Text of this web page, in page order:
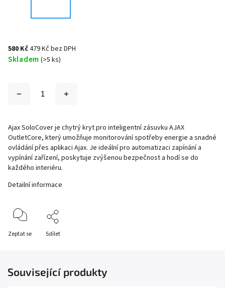
580 Kč479 Kč bez DPH
Skladem (>5 ks)
Ajax SoloCover je chytrý kryt pro inteligentní zásuvku AJAX
OutletCore, který umožňuje monitorování spotřeby energie a snadné
ovládání přes aplikaci Ajax. Je ideální pro automatizaci zapínání a
vypínání zařízení, poskytuje zvýšenou bezpečnost a hodí se do
každého interiéru.
Detailní informace
Zeptat se Sdílet
Související produkty